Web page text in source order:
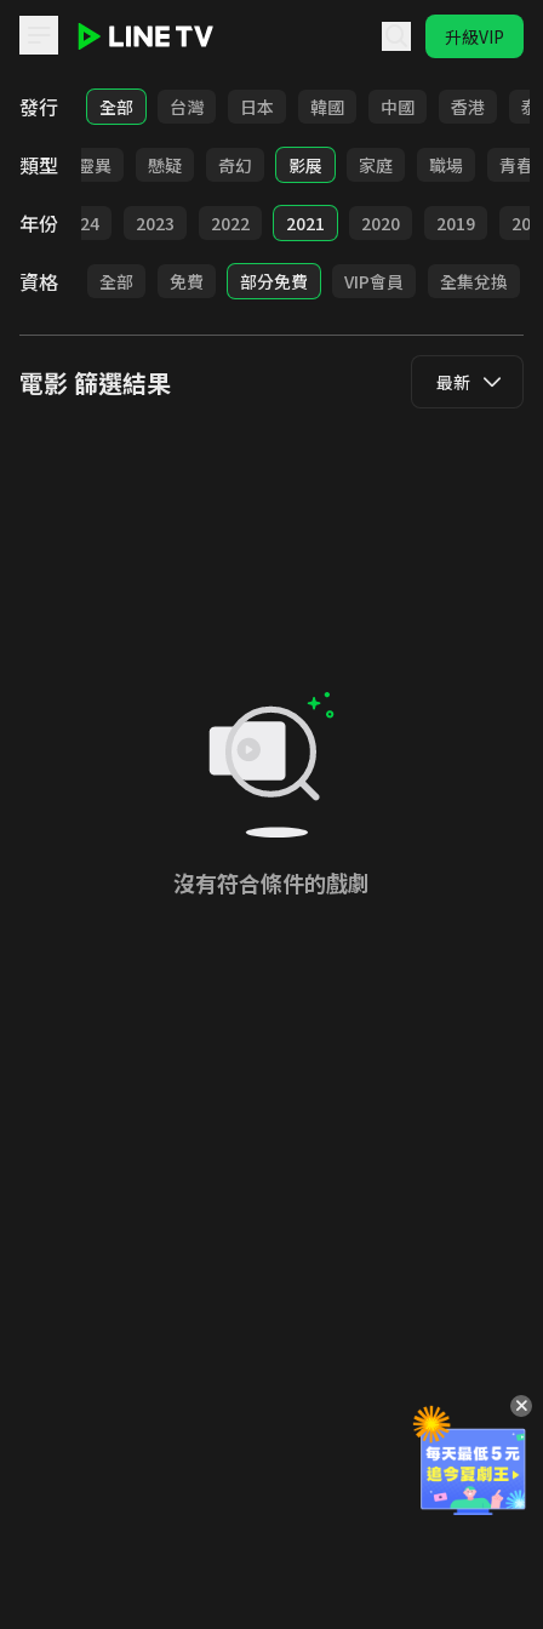
升級VIP
LINE TV - 電影
發行 全部 台灣 日本 韓國 中國 香港 泰
類型
犯罪 靈異 懸疑 奇幻 影展 家庭 職場 青春
年份 2024 2023 2022 2021 2020 2019
資格 全部 免費 部分免費 VIP會員 全集兌換
電影篩選結果 最新
沒有符合條件的戲劇